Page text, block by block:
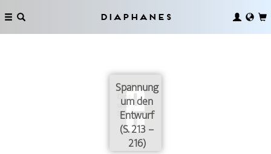
Diaphanes
Spannung
um den
Entwurf
(S. 213 –
216)